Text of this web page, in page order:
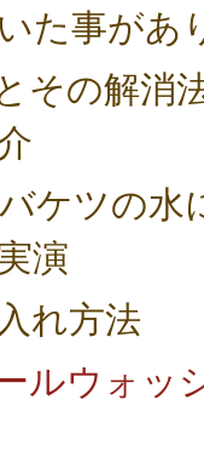
た事があ
その解
ケツの水
演
れ方法
ルウォッ